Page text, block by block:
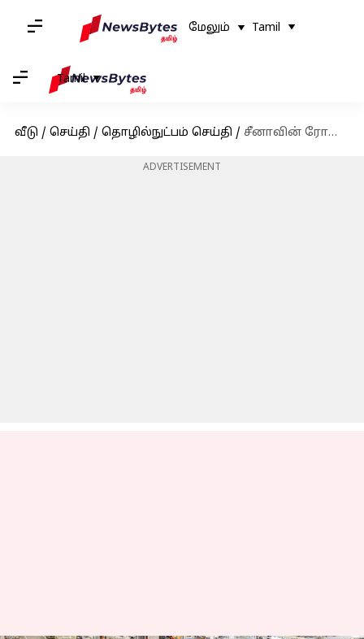
மேலும் Tamil
Tamil
வீடு / செய்தி / தொழில்நுட்பம் செய்தி / சீனாவின் ரோபோட்டிக்ஸ் புரட்சி: உலகின் மொத்த ரோபோக்களை விடவும் அதிகமான தொழிற்சாலை ரோபோக்களுடன் சாதனை
ADVERTISEMENT